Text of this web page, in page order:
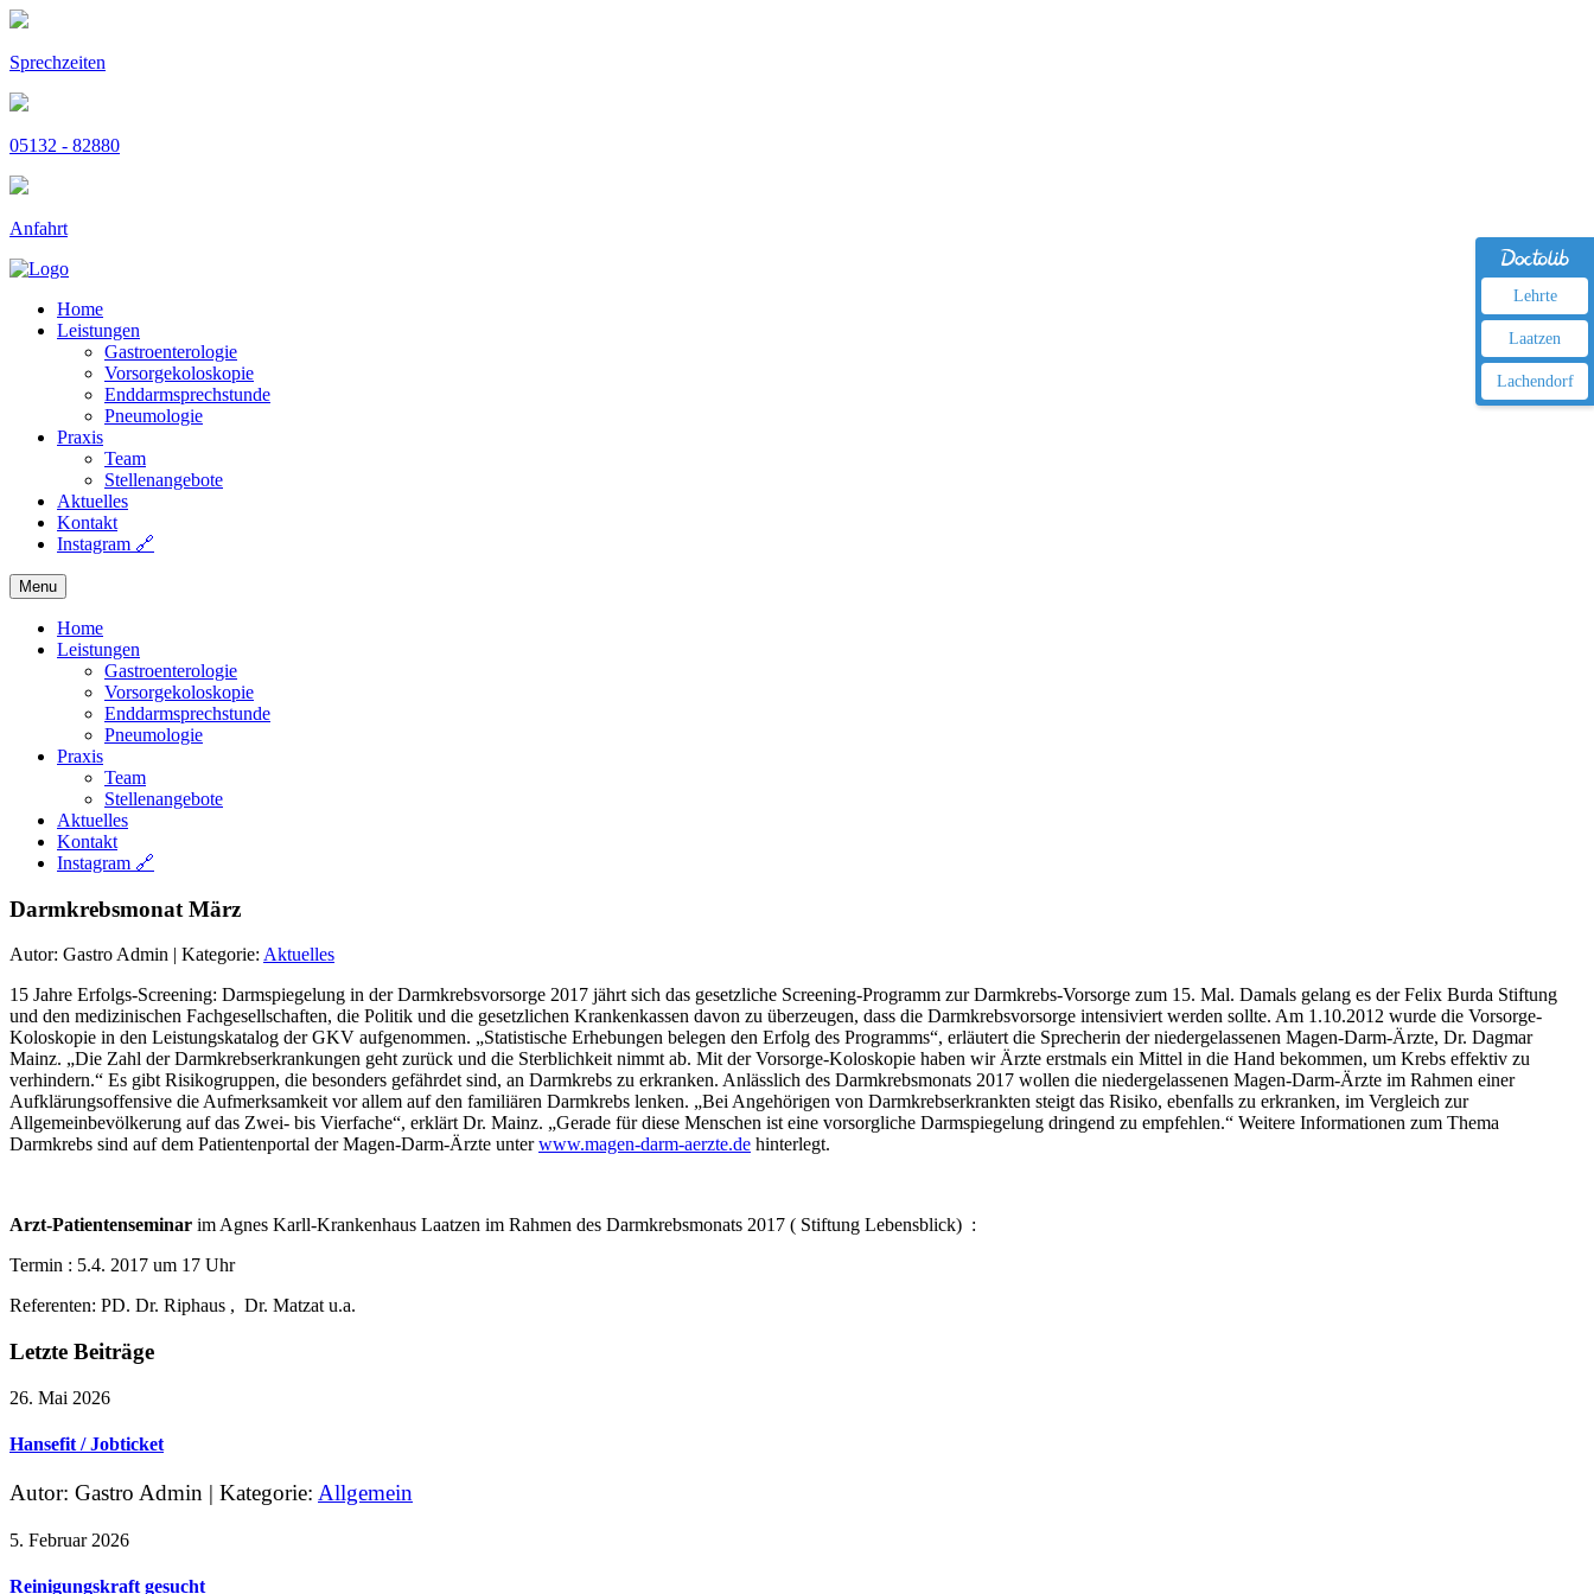
Lehrte
Laatzen
Lachendorf
Sprechzeiten
05132 - 82880
Anfahrt
Home
Leistungen
Gastroenterologie
Vorsorgekoloskopie
Enddarmsprechstunde
Pneumologie
Praxis
Team
Stellenangebote
Aktuelles
Kontakt
Instagram 🔗
Menu
Home
Leistungen
Gastroenterologie
Vorsorgekoloskopie
Enddarmsprechstunde
Pneumologie
Praxis
Team
Stellenangebote
Aktuelles
Kontakt
Instagram 🔗
Darmkrebsmonat März
Autor: Gastro Admin | Kategorie: Aktuelles
15 Jahre Erfolgs-Screening: Darmspiegelung in der Darmkrebsvorsorge 2017 jährt sich das gesetzliche Screening-Programm zur Darmkrebs-Vorsorge zum 15. Mal. Damals gelang es der Felix Burda Stiftung
und den medizinischen Fachgesellschaften, die Politik und die gesetzlichen Krankenkassen davon zu überzeugen, dass die Darmkrebsvorsorge intensiviert werden sollte. Am 1.10.2012 wurde die Vorsorge-
Koloskopie in den Leistungskatalog der GKV aufgenommen. „Statistische Erhebungen belegen den Erfolg des Programms“, erläutert die Sprecherin der niedergelassenen Magen-Darm-Ärzte, Dr. Dagmar
Mainz. „Die Zahl der Darmkrebserkrankungen geht zurück und die Sterblichkeit nimmt ab. Mit der Vorsorge-Koloskopie haben wir Ärzte erstmals ein Mittel in die Hand bekommen, um Krebs effektiv zu
verhindern.“ Es gibt Risikogruppen, die besonders gefährdet sind, an Darmkrebs zu erkranken. Anlässlich des Darmkrebsmonats 2017 wollen die niedergelassenen Magen-Darm-Ärzte im Rahmen einer
Aufklärungsoffensive die Aufmerksamkeit vor allem auf den familiären Darmkrebs lenken. „Bei Angehörigen von Darmkrebserkrankten steigt das Risiko, ebenfalls zu erkranken, im Vergleich zur
Allgemeinbevölkerung auf das Zwei- bis Vierfache“, erklärt Dr. Mainz. „Gerade für diese Menschen ist eine vorsorgliche Darmspiegelung dringend zu empfehlen.“ Weitere Informationen zum Thema
Darmkrebs sind auf dem Patientenportal der Magen-Darm-Ärzte unterwww.magen-darm-aerzte.de hinterlegt.
Arzt-Patientenseminar im Agnes Karll-Krankenhaus Laatzen im Rahmen des Darmkrebsmonats 2017 ( Stiftung Lebensblick) :
Termin : 5.4. 2017 um 17 Uhr
Referenten: PD. Dr. Riphaus , Dr. Matzat u.a.
Letzte Beiträge
26. Mai 2026
Hansefit / Jobticket
Autor: Gastro Admin | Kategorie: Allgemein
5. Februar 2026
Reinigungskraft gesucht